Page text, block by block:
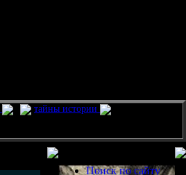
тайны истории
Поиск по сайту